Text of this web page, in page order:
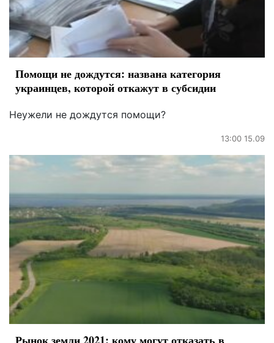
Помощи не дождутся: названа категория
украинцев, которой откажут в субсидии
Неужели не дождутся помощи?
13:00 15.09
Рынок земли 2021: кому могут отказать в